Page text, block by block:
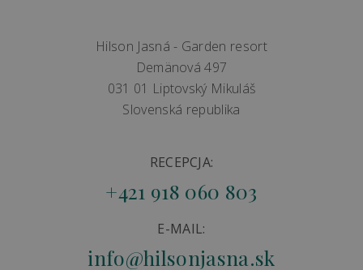
Hilson Jasná - Garden resort
Demänová 497
031 01 Liptovský Mikuláš
Slovenská republika
RECEPCJA:
+421 918 060 803
E-MAIL:
info@hilsonjasna.sk